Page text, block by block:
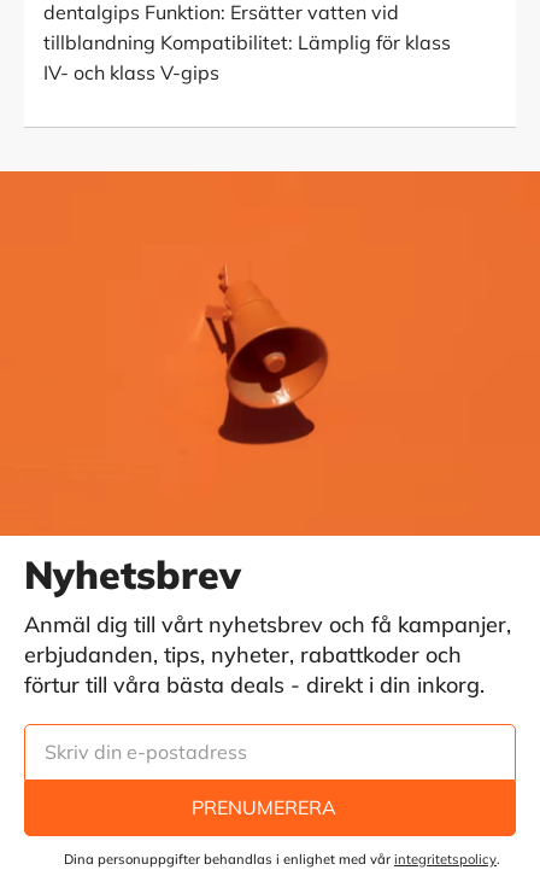
dentalgips Funktion: Ersätter vatten vid
tillblandning Kompatibilitet: Lämplig för klass
IV- och klass V-gips
Nyhetsbrev
Anmäl dig till vårt nyhetsbrev och få kampanjer,
erbjudanden, tips, nyheter, rabattkoder och
förtur till våra bästa deals - direkt i din inkorg.
PRENUMERERA
Dina personuppgifter behandlas i enlighet med vår integritetspolicy.